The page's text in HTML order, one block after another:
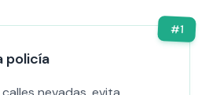
#1
policía